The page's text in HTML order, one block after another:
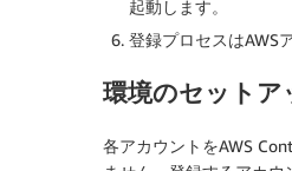
起動します。
登録プロセスはAWS
環境のセットア
各アカウントをAWS